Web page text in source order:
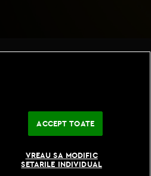
ACCEPT TOATE
VREAU SA MODIFIC
SETARILE INDIVIDUAL